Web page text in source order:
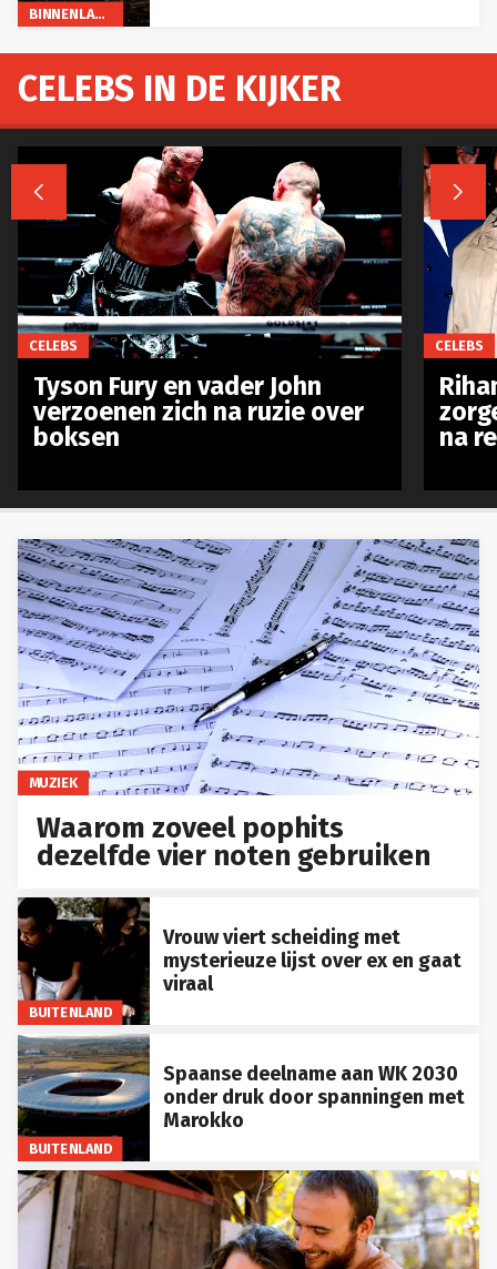
BINNENLAND
MUZIEK
Waarom zoveel pophits
dezelfde vier noten gebruiken
BUITENLAND
Vrouw viert scheiding met
mysterieuze lijst over ex en gaat
viraal
BUITENLAND
Spaanse deelname aan WK 2030
onder druk door spanningen met
Marokko
CELEBS IN DE KIJKER
 
CELEBS
Tyson Fury en vader John
verzoenen zich na ruzie over
boksen
CELEBS
na